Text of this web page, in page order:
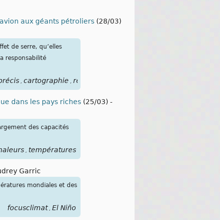
aux géants pétroliers (28/03)
de serre, qu’elles
responsabilité
cartographie responsabilité
dans les pays riches (25/03) -
des capacités
températures
Garric
mondiales et des
focusclimat El Niño